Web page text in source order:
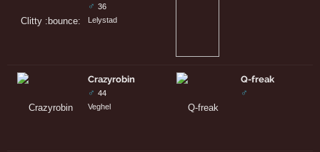
♂ 36
Lelystad
Crazyrobin
♂ 44
Veghel
Q-freak
♂